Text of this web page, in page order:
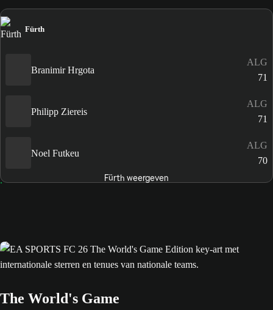
Fürth
Branimir Hrgota
ALG
71
Philipp Ziereis
ALG
71
Noel Futkeu
ALG
70
Fürth weergeven
The World's Game